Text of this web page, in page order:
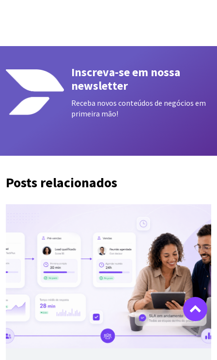
Inscreva-se em nossa
newsletter
Receba novos conteúdos de negócios em
primeira mão!
Posts relacionados